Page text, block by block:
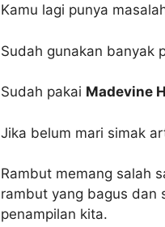
Kamu lagi punya
Sudah gunakan banyak
Sudah pakai Madevine
Jika belum mari simak
Rambut memang salah
rambut yang bagus dan
penampilan kita.